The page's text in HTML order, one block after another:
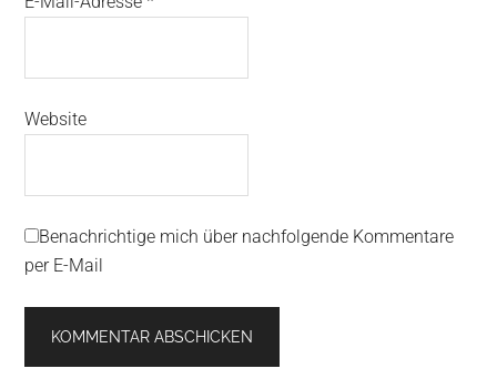
Website
Benachrichtige mich über nachfolgende Kommentare
per E-Mail